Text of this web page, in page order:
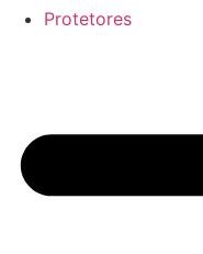
Protetores